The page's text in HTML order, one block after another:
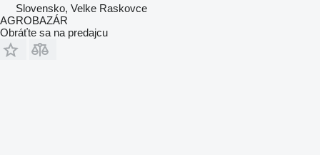
Slovensko, Velke Raskovce
AGROBAZÁR
Obráťte sa na predajcu